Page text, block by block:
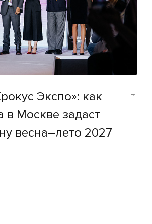
Экспо»: как
в Москве задаст
весна–лето 2027